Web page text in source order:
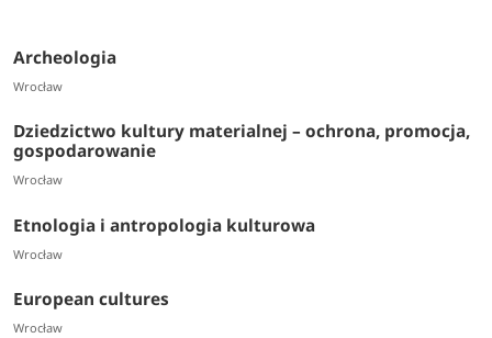
Archeologia
Wrocław
Dziedzictwo kultury materialnej – ochrona, promocja,
gospodarowanie
Wrocław
Etnologia i antropologia kulturowa
Wrocław
European cultures
Wrocław